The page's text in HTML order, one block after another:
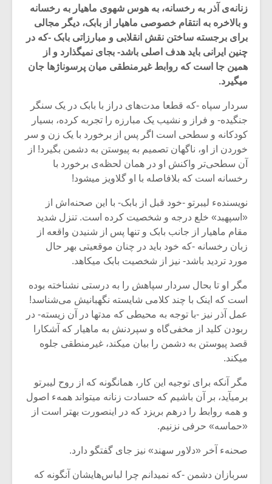
زنانه‌ی آذر به رخسانه، به هوس شهوی ماهیار به رخسانه
و بالاخره‌ به انتقام خصوصی ماهیار از بابک، دیگر مجالی
برای برجسته ساختن نقش‌ انقلابی و مبارزاتی بابک -که در
چنین ایرانی باید هدف اصلی باشد- بجای‌ نمیگذارد و از
همین جا است که روابط غیرمنطقی میان پرسوناژها جان‌
میگیرد.
سردار سپاه -که قطعا مدت‌های دراز با بابک در یک سنگر
جنگیده- و فراز و نشیب یک مبارزه را تجربه کرده، بسیار
کودکانه و سطحی است‌ اگر پس از برخورد با یک زن و سر
خوردن از او، ناگهان تصمیم به پیوستن‌ به دشمن بگیرد! از
آن سطحی‌تر واکنش او در همان لحظه‌ی برخورد با
رخسانه است که بلافاصله با او گلاویز میشود!
نویسندهء لیبرتو -خود قبل از بابک- با این صحنه‌اش از
«اسپهبد» خلع درجه و شخصیت کرده است. تنزل شدید
مقام ماهیار از جانب بابک و تنها پس از شنیدن واقعه از
زبان رخسانه -که خود باید در چنان‌ موقعیتی بهر حال
مورد تردید باشد- نیز از شخصیت بابک میکاهد.
مگر او تا بحال سردار سپاهش را به درستی نشناخته بوده
است که اینک با چند کلامی شایسته نگهبانیش می‌شناسد!
عمل آذر نیز -با توجه به محیطی که‌ مدتها در آن زیسته- در
ربودن کلید از مخفی‌گاه و سپردنش به ماهیار که آشکارا
قصد پیوستن به دشمن را بیان میکند، غیرمنطقی جلوه
میکند.
مگر آنکه برای توجیه این کار، همانگونه که از روح لیبرتو
برمیآید، بر آن باشیم که حسادت زنانه میتواند همهء اصول
و همه روابط را درهم بریزد که در اینصورت بهتر است از
«حماسه» حرفی نزنیم.
صحنهء آخر «دلاور سهند» نیز جای گفتگو دارد.
سربازان دشمن -که نمیدانم چرا لباس‌هایشان آنگونه که